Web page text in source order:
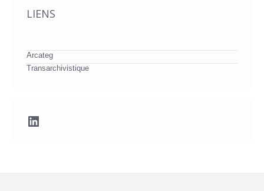
LIENS
Arcateg
Transarchivistique
LinkedIn